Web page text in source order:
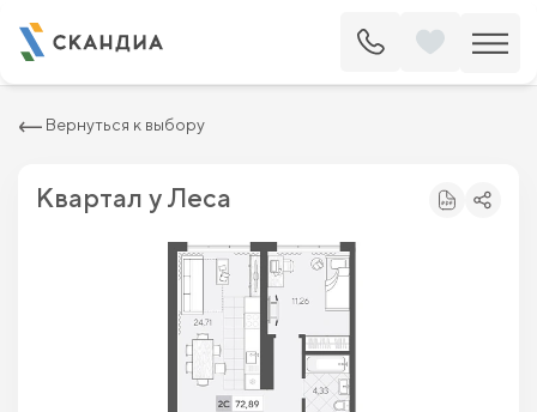
Вернуться к выбору
Квартал у Леса
Квартира c двумя спальнями 72.89 м
8 615 200 ₽9 790 000 ₽